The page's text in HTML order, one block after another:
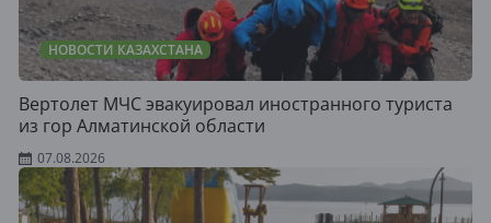
НОВОСТИ КАЗАХСТАНА
Вертолет МЧС эвакуировал иностранного туриста
из гор Алматинской области
07.08.2026